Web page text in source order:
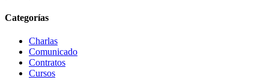
Categorías
Charlas
Comunicado
Contratos
Cursos